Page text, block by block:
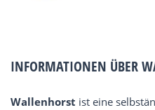
INFORMATIONEN ÜBER
Wallenhorst ist eine